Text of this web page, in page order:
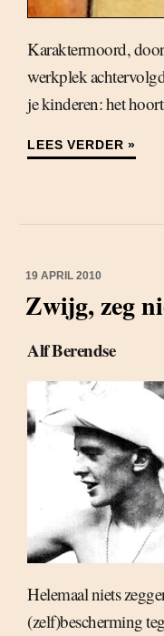
Karaktermoord,
werkplek
je kinderen: het
LEES VERDER »
19 APRIL 2010
Zwijg, zeg
Alf Berendse
Helemaal niets
(zelf)bescherming